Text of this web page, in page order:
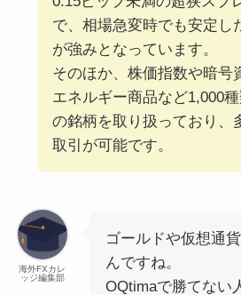
で、相場急変時でも安定し
が強みとなっています。
そのほか、株価指数や暗号
エネルギー商品など1,000
の銘柄を取り扱っており、
取引が可能です。
海外FXカレ
ッジ編集部
ゴールドや仮想通
んですね。
OQtimaで勝てない